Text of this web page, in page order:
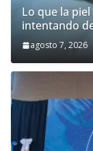
Lo que la
intentando
agosto 7, 2026